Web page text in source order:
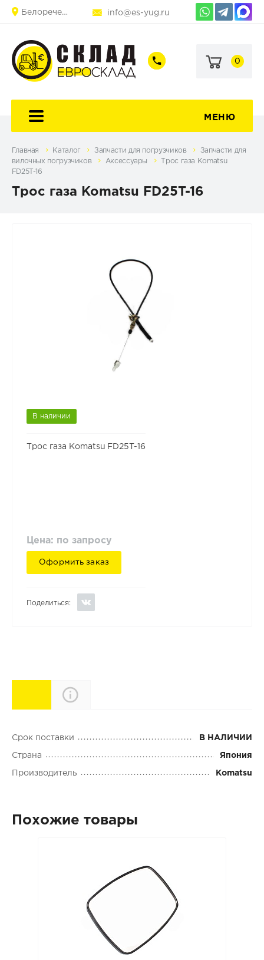
Белореченск info@es-yug.ru
+7
60-
+7
69-
0
МЕНЮ
Главная Каталог Запчасти для погрузчиков
Запчасти для
вилочных погрузчиков
Аксессуары
Трос газа Komatsu
FD25T-16
Трос газа Komatsu FD25T-16
В наличии
Трос газа Komatsu FD25T-16
Цена: по запросу
Оформить заказ
Поделиться:
Характеристики
Срок поставки В НАЛИЧИИ
Страна Япония
Производитель Komatsu
Похожие товары